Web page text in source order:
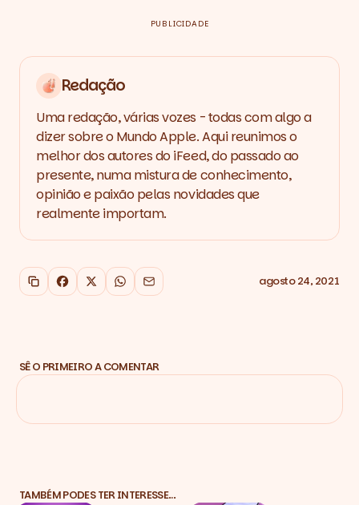
PUBLICIDADE
Redação
Uma redação, várias vozes - todas com algo a
dizer sobre o Mundo Apple. Aqui reunimos o
melhor dos autores do iFeed, do passado ao
presente, numa mistura de conhecimento,
opinião e paixão pelas novidades que
realmente importam.
Copiar link
Facebook
X WhatsApp
Email agosto 24, 2021
SÊ O PRIMEIRO A COMENTAR
TAMBÉM PODES TER INTERESSE…